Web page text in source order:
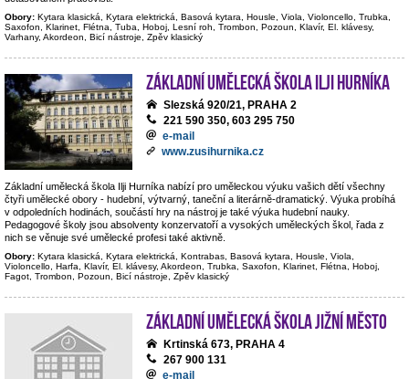
Obory: Kytara klasická, Kytara elektrická, Basová kytara, Housle, Viola, Violoncello, Trubka,
Saxofon, Klarinet, Flétna, Tuba, Hoboj, Lesní roh, Trombon, Pozoun, Klavír, El. klávesy,
Varhany, Akordeon, Bicí nástroje, Zpěv klasický
Základní umělecká škola Ilji Hurníka
Slezská 920/21, PRAHA 2
221 590 350, 603 295 750
e-mail
www.zusihurnika.cz
Základní umělecká škola Ilji Hurníka nabízí pro uměleckou výuku vašich dětí všechny
čtyři umělecké obory - hudební, výtvarný, taneční a literárně-dramatický. Výuka probíhá
v odpoledních hodinách, součástí hry na nástroj je také výuka hudební nauky.
Pedagogové školy jsou absolventy konzervatoří a vysokých uměleckých škol, řada z
nich se věnuje své umělecké profesi také aktivně.
Obory: Kytara klasická, Kytara elektrická, Kontrabas, Basová kytara, Housle, Viola,
Violoncello, Harfa, Klavír, El. klávesy, Akordeon, Trubka, Saxofon, Klarinet, Flétna, Hoboj,
Fagot, Trombon, Pozoun, Bicí nástroje, Zpěv klasický
Základní umělecká škola Jižní Město
Krtinská 673, PRAHA 4
267 900 131
e-mail